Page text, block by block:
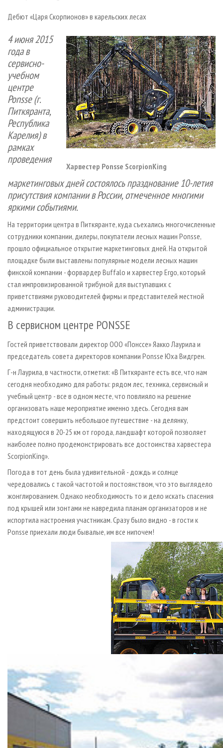
ПРОИЗВОДСТВО ДРЕВЕСНЫХ ПЛИТ
ДЕРЕВЯННОЕ ДОМОСТРОЕНИЕ
ПРОИЗВОДСТВО МЕБЕЛИ
БИОЭНЕРГЕТИКА
ЦБП
ИНСТРУМЕНТ И МАТЕРИАЛЫ
МОБИЛЬНЫЕ ВЫСТАВКИ
ОФИЦИАЛЬНЫЕ ДЕЛЕГАЦИИ
ПРИОРИТЕТНЫЕ ИНВЕСТПРОЕКТЫ
RUSSIAN FORESTRY REVIEW
ГАЗЕТА ЛЕСПРОМФОРУМ
БИБЛИОТЕКА СПЕЦИАЛИСТА
Дебют «Царя Скорпионов» в карельских лесах
Харвестер Ponsse ScorpionKing
4 июня 2015
года в
сервисно-
учебном
центре
Ponsse (г.
Питкяранта,
Республика
Карелия) в
рамках
проведения
маркетинговых дней состоялось празднование 10-летия
присутствия компании в России, отмеченное многими
яркими событиями.
На территории центра в Питкяранте, куда съехались многочисленные
сотрудники компании, дилеры, покупатели лесных машин Ponsse,
прошло официальное открытие маркетинговых дней. На открытой
площадке были выставлены популярные модели лесных машин
финской компании - форвардер Buffalo и харвестер Ergo, который
стал импровизированной трибуной для выступавших с
приветствиями руководителей фирмы и представителей местной
администрации.
В сервисном центре PONSSE
Гостей приветствовали директор ООО «Понссе» Яакко Лаурила и
председатель совета директоров компании Ponsse Юха Видгрен.
Г-н Лаурила, в частности, отметил: «В Питкяранте есть все, что нам
сегодня необходимо для работы: рядом лес, техника, сервисный и
учебный центр - все в одном месте, что повлияло на решение
организовать наше мероприятие именно здесь. Сегодня вам
предстоит совершить небольшое путешествие - на делянку,
находящуюся в 20-25 км от города, ландшафт которой позволяет
наиболее полно продемонстрировать все достоинства харвестера
ScorpionKing».
Погода в тот день была удивительной - дождь и солнце
чередовались с такой частотой и постоянством, что это выглядело
жонглированием. Однако необходимость то и дело искать спасения
под крышей или зонтами не навредила планам организаторов и не
испортила настроения участникам. Сразу было видно - в гости к
Ponsse приехали люди бывалые, им все нипочем!